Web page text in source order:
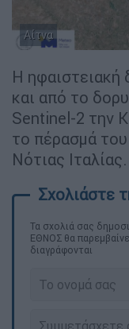
Αίτνα
Η ηφαιστειακή
και από το
Sentinel-2 την
το πέρασμά
Νότιας Ιταλίας.
Τα σχολιά σας
ΕΘΝΟΣ θα
διαγράφονται